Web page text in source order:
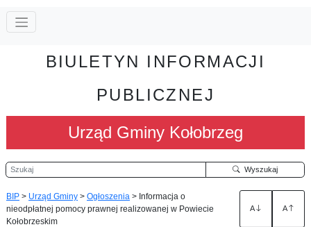
BIULETYN INFORMACJI
PUBLICZNEJ
Urząd Gminy Kołobrzeg
Szukaj Wyszukaj
BIP > Urząd Gminy > Ogłoszenia > Informacja o
nieodpłatnej pomocy prawnej realizowanej w Powiecie
Kołobrzeskim
A A